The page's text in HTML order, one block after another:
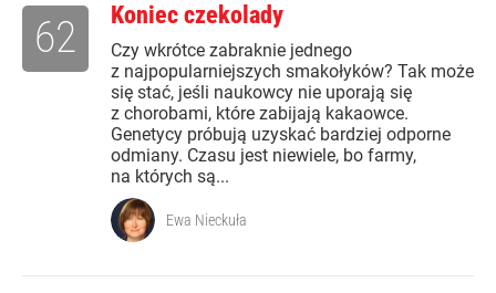
Koniec czekolady
Czy wkrótce zabraknie jednego
z najpopularniejszych smakołyków? Tak może
się stać, jeśli naukowcy nie uporają się
z chorobami, które zabijają kakaowce.
Genetycy próbują uzyskać bardziej odporne
odmiany. Czasu jest niewiele, bo farmy,
na których są...
62
Ewa Nieckuła